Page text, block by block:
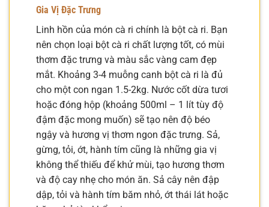
Gia Vị Đặc Trưng
Linh hồn của món cà ri chính là bột cà ri. Bạn
nên chọn loại bột cà ri chất lượng tốt, có mùi
thơm đặc trưng và màu sắc vàng cam đẹp
mắt. Khoảng 3-4 muỗng canh bột cà ri là đủ
cho một con ngan 1.5-2kg. Nước cốt dừa tươi
hoặc đóng hộp (khoảng 500ml – 1 lít tùy độ
đậm đặc mong muốn) sẽ tạo nên độ béo
ngậy và hương vị thơm ngon đặc trưng. Sả,
gừng, tỏi, ớt, hành tím cũng là những gia vị
không thể thiếu để khử mùi, tạo hương thơm
và độ cay nhẹ cho món ăn. Sả cây nên đập
dập, tỏi và hành tím băm nhỏ, ớt thái lát hoặc